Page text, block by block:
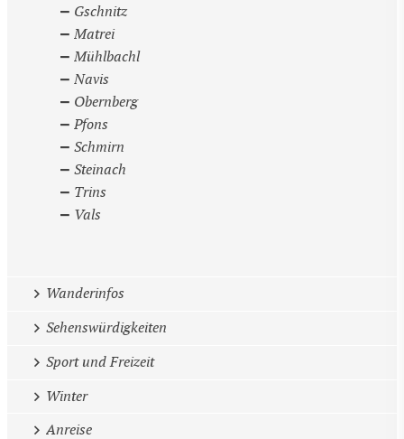
Gschnitz
Matrei
Mühlbachl
Navis
Obernberg
Pfons
Schmirn
Steinach
Trins
Vals
Wanderinfos
Sehenswürdigkeiten
Sport und Freizeit
Winter
Anreise